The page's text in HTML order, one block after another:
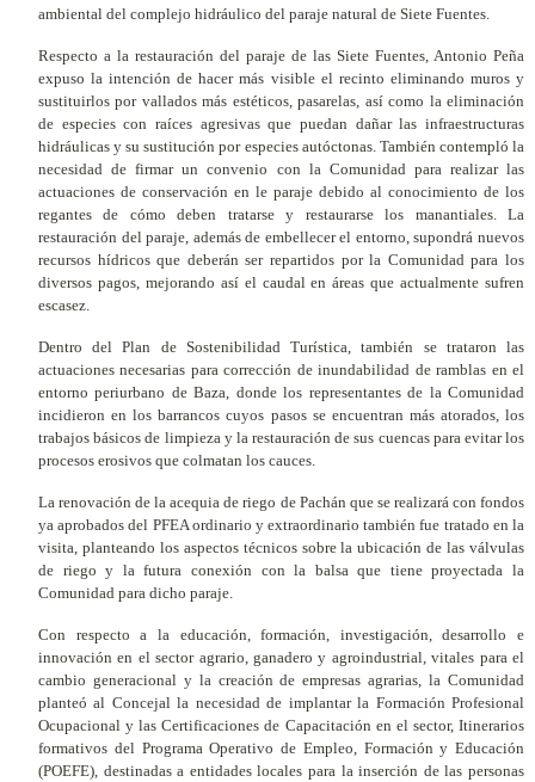
ambiental del complejo hidráulico del paraje natural de Siete Fuentes.
Respecto a la restauración del paraje de las Siete Fuentes, Antonio Peña
expuso la intención de hacer más visible el recinto eliminando muros y
sustituirlos por vallados más estéticos, pasarelas, así como la eliminación
de especies con raíces agresivas que puedan dañar las infraestructuras
hidráulicas y su sustitución por especies autóctonas. También contempló la
necesidad de firmar un convenio con la Comunidad para realizar las
actuaciones de conservación en le paraje debido al conocimiento de los
regantes de cómo deben tratarse y restaurarse los manantiales. La
restauración del paraje, además de embellecer el entorno, supondrá nuevos
recursos hídricos que deberán ser repartidos por la Comunidad para los
diversos pagos, mejorando así el caudal en áreas que actualmente sufren
escasez.
Dentro del Plan de Sostenibilidad Turística, también se trataron las
actuaciones necesarias para corrección de inundabilidad de ramblas en el
entorno periurbano de Baza, donde los representantes de la Comunidad
incidieron en los barrancos cuyos pasos se encuentran más atorados, los
trabajos básicos de limpieza y la restauración de sus cuencas para evitar los
procesos erosivos que colmatan los cauces.
La renovación de la acequia de riego de Pachán que se realizará con fondos
ya aprobados del PFEA ordinario y extraordinario también fue tratado en la
visita, planteando los aspectos técnicos sobre la ubicación de las válvulas
de riego y la futura conexión con la balsa que tiene proyectada la
Comunidad para dicho paraje.
Con respecto a la educación, formación, investigación, desarrollo e
innovación en el sector agrario, ganadero y agroindustrial, vitales para el
cambio generacional y la creación de empresas agrarias, la Comunidad
planteó al Concejal la necesidad de implantar la Formación Profesional
Ocupacional y las Certificaciones de Capacitación en el sector, Itinerarios
formativos del Programa Operativo de Empleo, Formación y Educación
(POEFE), destinadas a entidades locales para la inserción de las personas